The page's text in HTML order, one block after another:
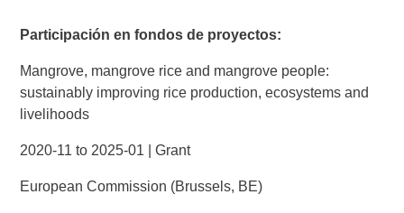
Participación en fondos de proyectos:
Mangrove, mangrove rice and mangrove people:
sustainably improving rice production, ecosystems and
livelihoods
2020-11 to 2025-01 | Grant
European Commission (Brussels, BE)